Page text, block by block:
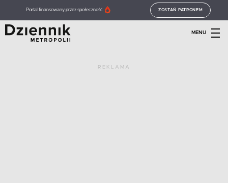
Portal finansowany przez społeczność ZOSTAŃ PATRONEM
MENU
REKLAMA